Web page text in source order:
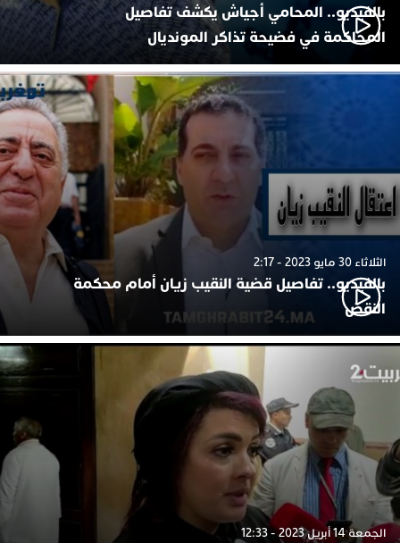
بالفيديو.. المحامي أجياش يكشف تفاصيل
المحاكمة في فضيحة تذاكر المونديال
الثلاثاء 30 مايو 2023 - 2:17
بالفيديو.. تفاصيل قضية النقيب زيان أمام محكمة
النقض
الجمعة 14 أبريل 2023 - 12:33